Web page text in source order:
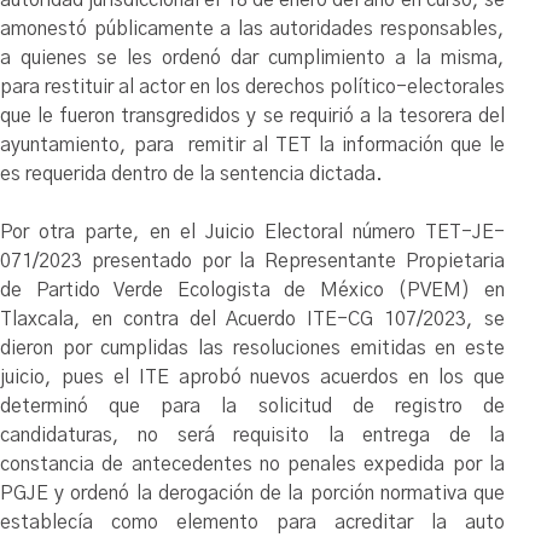
amonestó públicamente a las autoridades responsables,
a quienes se les ordenó dar cumplimiento a la misma,
para restituir al actor en los derechos político-electorales
que le fueron transgredidos y se requirió a la tesorera del
ayuntamiento, para remitir al TET la información que le
es requerida dentro de la sentencia dictada.
Por otra parte, en el Juicio Electoral número TET-JE-
071/2023 presentado por la Representante Propietaria
de Partido Verde Ecologista de México (PVEM) en
Tlaxcala, en contra del Acuerdo ITE-CG 107/2023, se
dieron por cumplidas las resoluciones emitidas en este
juicio, pues el ITE aprobó nuevos acuerdos en los que
determinó que para la solicitud de registro de
candidaturas, no será requisito la entrega de la
constancia de antecedentes no penales expedida por la
PGJE y ordenó la derogación de la porción normativa que
establecía como elemento para acreditar la auto